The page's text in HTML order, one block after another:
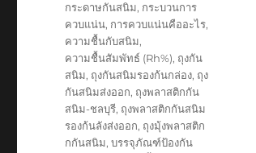
กระดาษกันสนิม, กระบวนการ
ควบแน่น, การควบแน่นคืออะไร,
ความชื้นกับสนิม,
ความชื้นสัมพัทธ์ (Rh%), ถุงกัน
สนิม, ถุงกันสนิมรองก้นกล่อง, ถุง
กันสนิมส่งออก, ถุงพลาสติกกัน
สนิม-ชลบุรี, ถุงพลาสติกกันสนิม
รองก้นลังส่งออก, ถุงมุ้งพลาสติก
กกันสนิม,บรรจุภัณฑ์ป้องกัน